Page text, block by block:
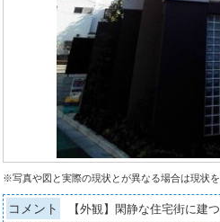
※写真や図と実際の現状とが異なる場合は現状を
コメント 【外観】閑静な住宅街に建